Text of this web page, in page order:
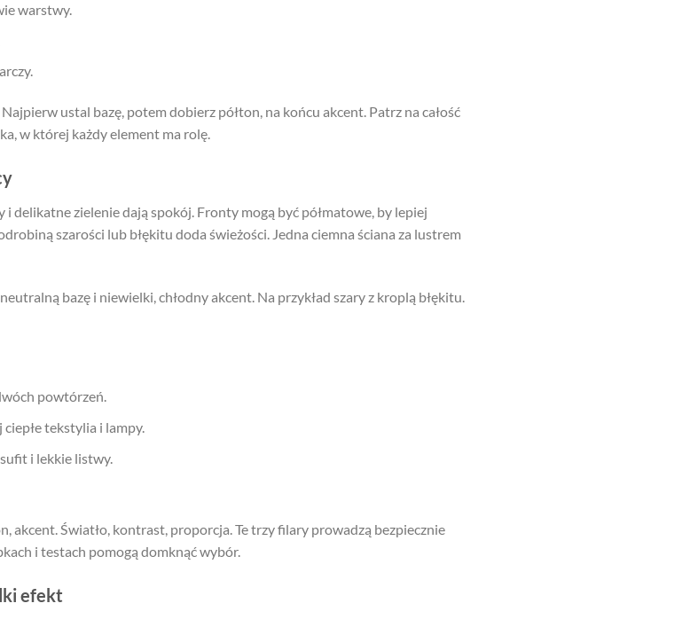
warstwy.
ustal bazę, potem dobierz półton, na końcu akcent. Patrz na całość
w której każdy element ma rolę.
i delikatne zielenie dają spokój. Fronty mogą być półmatowe, by lepiej
szarości lub błękitu doda świeżości. Jedna ciemna ściana za lustrem
bazę i niewielki, chłodny akcent. Na przykład szary z kroplą błękitu.
powtórzeń.
tekstylia i lampy.
i lekkie listwy.
akcent. Światło, kontrast, proporcja. Te trzy filary prowadzą bezpiecznie
i testach pomogą domknąć wybór.
efekt